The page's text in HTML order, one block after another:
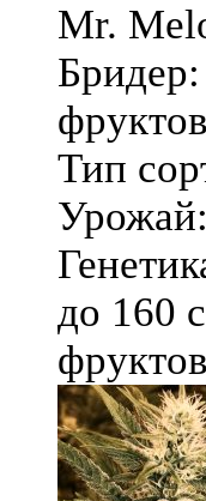
Mr.
Тип
до 160